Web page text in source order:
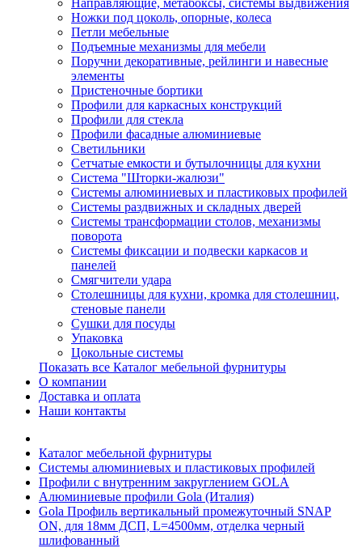
Направляющие, метабоксы, системы выдвижения
Ножки под цоколь, опорные, колеса
Петли мебельные
Подъемные механизмы для мебели
Поручни декоративные, рейлинги и навесные
элементы
Пристеночные бортики
Профили для каркасных конструкций
Профили для стекла
Профили фасадные алюминиевые
Светильники
Сетчатые емкости и бутылочницы для кухни
Система "Шторки-жалюзи"
Системы алюминиевых и пластиковых профилей
Системы раздвижных и складных дверей
Системы трансформации столов, механизмы
поворота
Системы фиксации и подвески каркасов и
панелей
Смягчители удара
Столешницы для кухни, кромка для столешниц,
стеновые панели
Сушки для посуды
Упаковка
Цокольные системы
Показать все Каталог мебельной фурнитуры
О компании
Доставка и оплата
Наши контакты
Каталог мебельной фурнитуры
Системы алюминиевых и пластиковых профилей
Профили с внутренним закруглением GOLA
Алюминиевые профили Gola (Италия)
Gola Профиль вертикальный промежуточный SNAP
ON, для 18мм ДСП, L=4500мм, отделка черный
шлифованный